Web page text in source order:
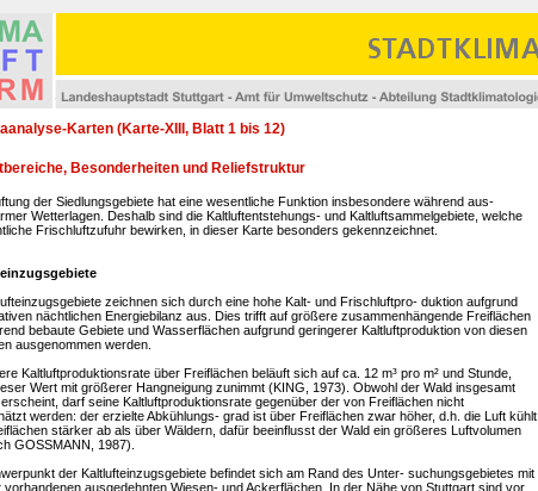
Karten (Karte-XIII, Blatt 1 bis 12)
Besonderheiten und Reliefstruktur
der Siedlungsgebiete hat eine wesentliche Funktion insbesondere während aus-
Wetterlagen. Deshalb sind die Kaltluftentstehungs- und Kaltluftsammelgebiete, welche
Frischluftzufuhr bewirken, in dieser Karte besonders gekennzeichnet.
zeichnen sich durch eine hohe Kalt- und Frischluftpro- duktion aufgrund
nächtlichen Energiebilanz aus. Dies trifft auf größere zusammenhängende Freiflächen
bebaute Gebiete und Wasserflächen aufgrund geringerer Kaltluftproduktion von diesen
ausgenommen werden.
Kaltluftproduktionsrate über Freiflächen beläuft sich auf ca. 12 m³ pro m² und Stunde,
Wert mit größerer Hangneigung zunimmt (KING, 1973). Obwohl der Wald insgesamt
darf seine Kaltluftproduktionsrate gegenüber der von Freiflächen nicht
werden: der erzielte Abkühlungs- grad ist über Freiflächen zwar höher, d.h. die Luft kühlt
stärker ab als über Wäldern, dafür beeinflusst der Wald ein größeres Luftvolumen
GOSSMANN, 1987).
der Kaltlufteinzugsgebiete befindet sich am Rand des Unter- suchungsgebietes mit
vorhandenen ausgedehnten Wiesen- und Ackerflächen. In der Nähe von Stuttgart sind vor